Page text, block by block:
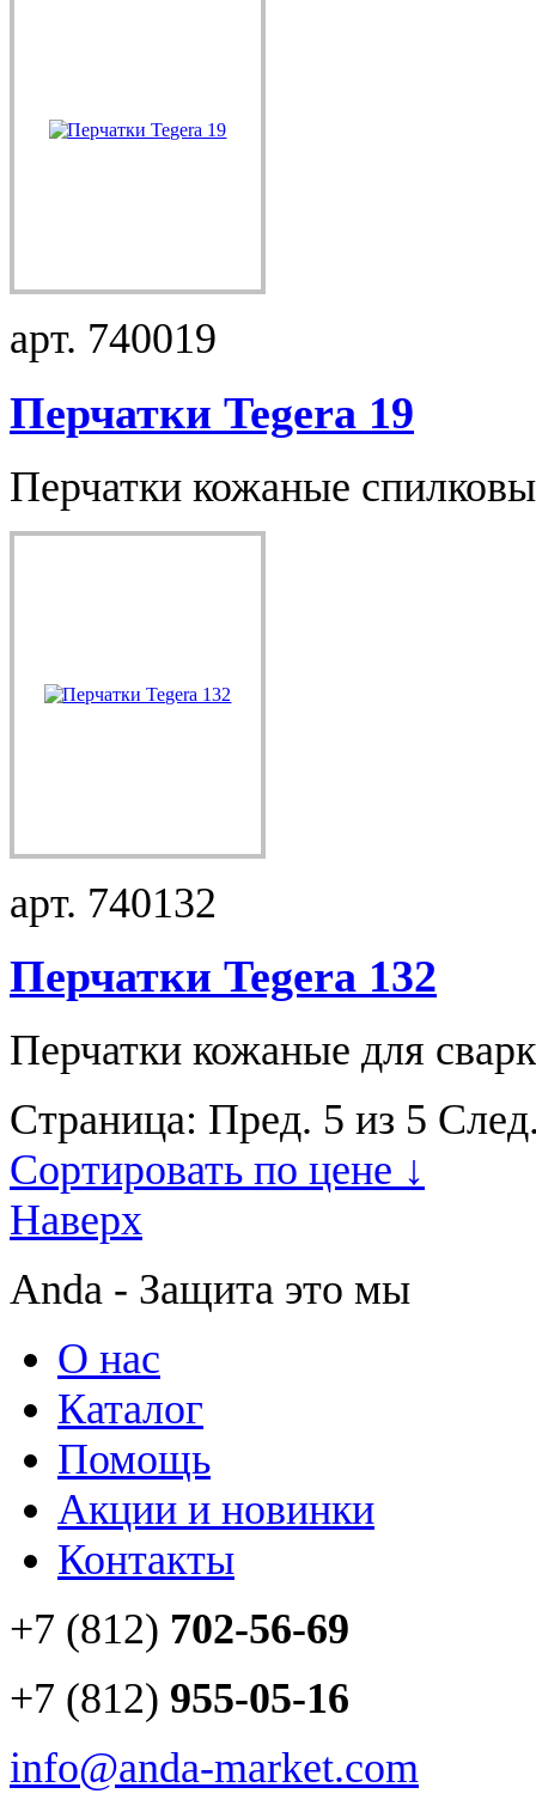
арт. 740019
Перчатки Tegera 19
Перчатки кожаные
арт. 740132
Перчатки Tegera 132
Перчатки кожаные для
Страница: Пред. 5 из 5
Сортировать по цене ↓
Наверх
Anda - Защита это мы
О нас
Каталог
Помощь
Акции и новинки
Контакты
+7 (812) 702-56-69
+7 (812) 955-05-16
info@anda-market.com